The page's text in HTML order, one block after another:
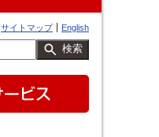
English
サイトマップ
検索